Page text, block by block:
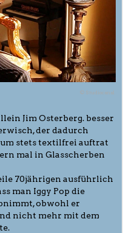
© Studiocanal
Jim Osterberg. besser
der dadurch
stets textilfrei auftrat
mal in Glasscherben
70jährigen ausführlich
man Iggy Pop die
obwohl er
nicht mehr mit dem